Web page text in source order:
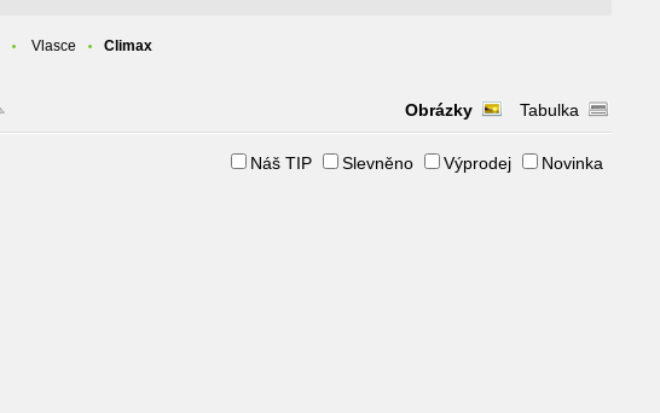
Vlasce Climax
Obrázky Tabulka
Náš TIP Slevněno Výprodej
Novinka